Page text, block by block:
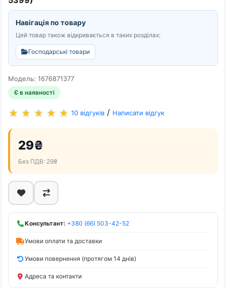
Навігація по товару
Цей товар також відкривається в таких розділах:
Господарські товари
Модель: 1676871377
Є в наявності
10 відгуків / Написати відгук
29₴
Без ПДВ: 29₴
Консультант: +380 (66) 503-42-52
Умови оплати та доставки
Умови повернення (протягом 14 днів)
Адреса та контакти